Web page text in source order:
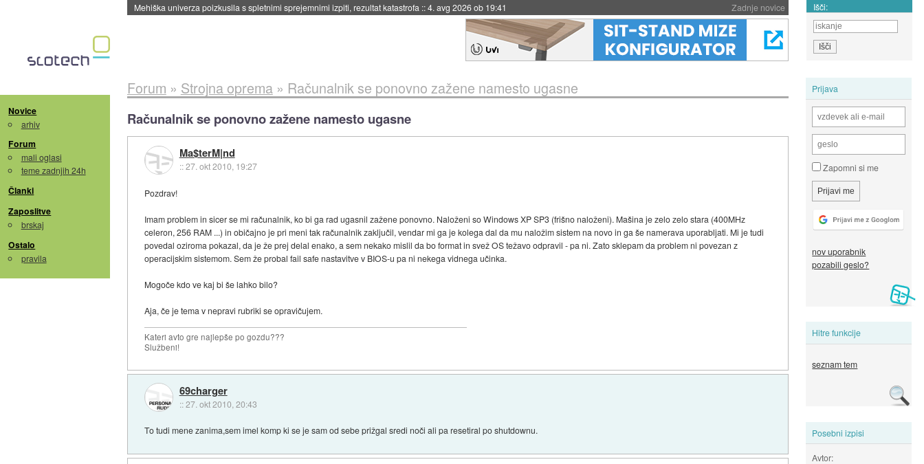
Zadnje novice
Evropska vesoljska agencija razvija svojo raketo za večkratno uporabo::4. avg 2026 ob 19:41 Išči:
Novice
arhiv
Forum
mali oglasi
teme zadnjih 24h
Članki
Zaposlitve
brskaj
Ostalo
pravila
Prijava
Zapomni si me
nov uporabnik
pozabili geslo?
Hitre funkcije
seznam tem
Posebni izpisi
Avtor:
Forum » Strojna oprema» Računalnik se ponovno zažene namesto ugasne
Računalnik se ponovno zažene namesto ugasne
Ma$terM|nd
::27. okt 2010, 19:27
Pozdrav!
Imam problem in sicer se mi računalnik, ko bi ga rad ugasnil zažene ponovno. Naloženi so Windows XP SP3 (frišno naloženi). Mašina je zelo zelo stara (400MHz
celeron, 256 RAM ...) in običajno je pri meni tak računalnik zaključil, vendar mi ga je kolega dal da mu naložim sistem na novo in ga še namerava uporabljati. Mi je tudi
povedal oziroma pokazal, da je že prej delal enako, a sem nekako mislil da bo format in svež OS težavo odpravil - pa ni. Zato sklepam da problem ni povezan z
operacijskim sistemom. Sem že probal fail safe nastavitve v BIOS-u pa ni nekega vidnega učinka.
Mogoče kdo ve kaj bi še lahko bilo?
Aja, če je tema v nepravi rubriki se opravičujem.
Kateri avto gre najlepše po gozdu???
Službeni!
69charger
::27. okt 2010, 20:43
To tudi mene zanima,sem imel komp ki se je sam od sebe prižgal sredi noči ali pa resetiral po shutdownu.